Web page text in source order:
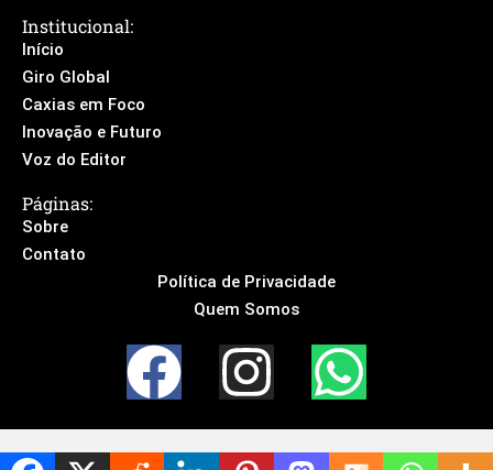
Institucional:
Início
Giro Global
Caxias em Foco
Inovação e Futuro
Voz do Editor
Páginas:
Sobre
Contato
Política de Privacidade
Quem Somos